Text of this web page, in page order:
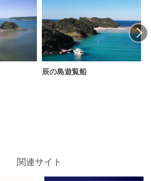
辰の島遊覧船
関連サイト